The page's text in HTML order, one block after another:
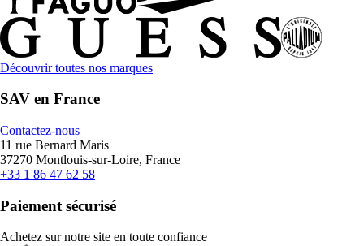
Découvrir toutes nos marques
SAV en France
Contactez-nous
11 rue Bernard Maris
37270 Montlouis-sur-Loire, France
+33 1 86 47 62 58
Paiement sécurisé
Achetez sur notre site en toute confiance